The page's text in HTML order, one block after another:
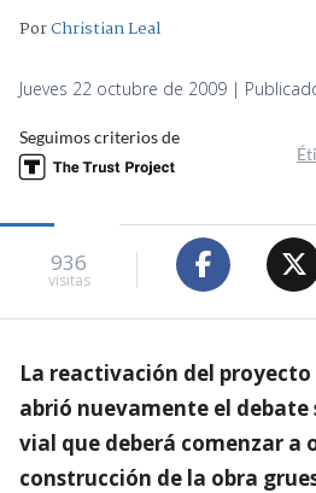
PorChristian Leal
Jueves 22 octubre de 2009 |
Seguimos criterios de
936
visitas
La reactivación del
abrió nuevamente el
vial que deberá comenzar a
construcción de la obra